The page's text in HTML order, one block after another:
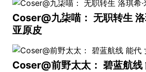
Coser@九柒喵： 无职转生
亚原皮
Coser@前野太太： 碧蓝航线